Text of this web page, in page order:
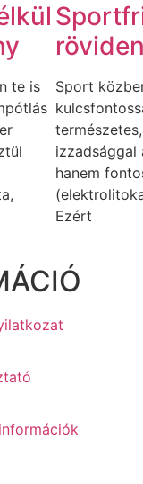
te is
röviden
Sport
izzadsággal
hanem
Ezért